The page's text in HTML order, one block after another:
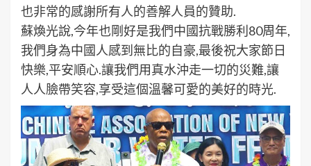
也非常的感謝所有人的善解人員的贊助.
蘇煥光說,今年也剛好是我們中國抗戰勝利80周年,
我們身為中國人感到無比的自豪,最後祝大家節日
快樂,平安順心.讓我們用真水沖走一切的災難,讓
人人臉帶笑容,享受這個溫馨可愛的美好的時光.